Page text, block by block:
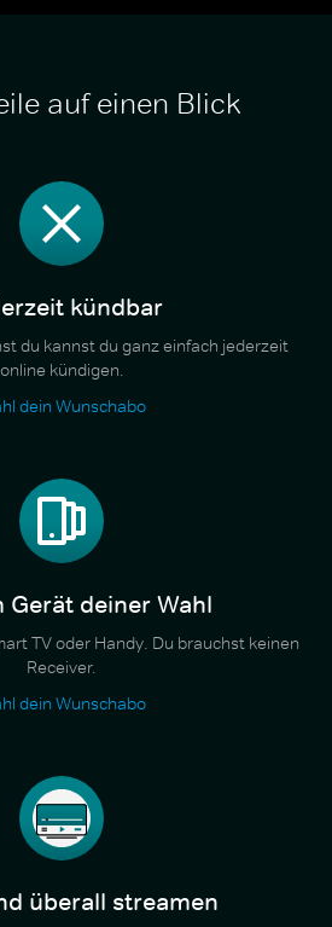
auf einen Blick
kündbar
du kannst du ganz einfach jederzeit
online kündigen.
dein Wunschabo
Gerät deiner Wahl
TV oder Handy. Du brauchst keinen
Receiver.
dein Wunschabo
überall streamen